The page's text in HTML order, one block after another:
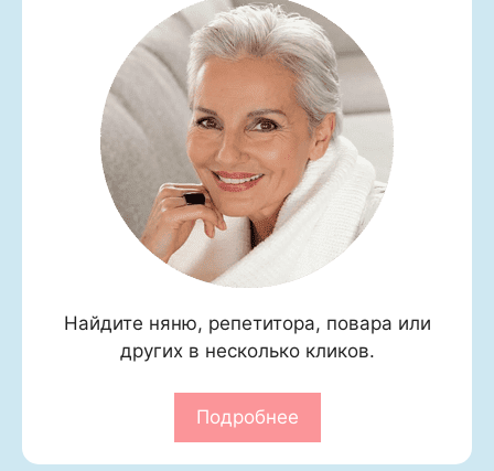
Найдите няню, репетитора, повара или
других в несколько кликов.
Подробнее